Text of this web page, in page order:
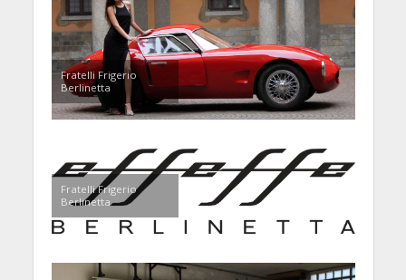
Fratelli Frigerio
Berlinetta
Fratelli Frigerio
Berlinetta